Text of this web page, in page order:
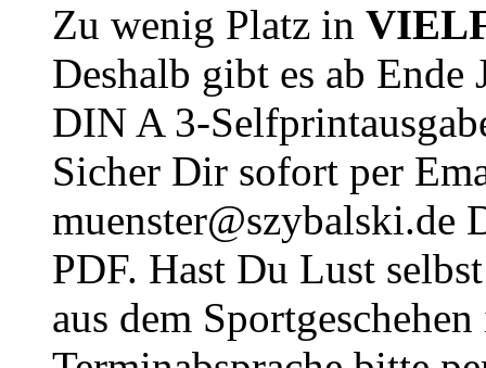
Zu wenig Platz in
Deshalb gibt es ab Ende
DIN A 3-
Sicher Dir sofort per
muenster@szybalski.de
PDF. Hast Du Lust
aus dem